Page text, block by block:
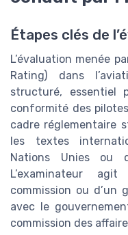
Étapes clés de
L’évaluation menée
Rating) dans
structuré, essentiel
conformité des
cadre réglementaire
les textes
Nations Unies ou
L’examinateur
commission ou d’un
avec le
commission des